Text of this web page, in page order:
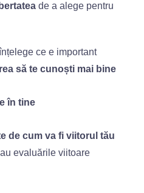
de a alege pentru
ce e important
să te cunoști mai bine
în tine
de cum va fi viitorul tău
evaluările viitoare